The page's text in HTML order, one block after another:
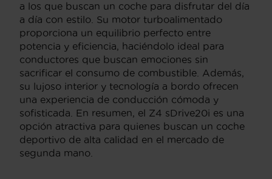
a los que buscan un coche para disfrutar del día
a día con estilo. Su motor turboalimentado
proporciona un equilibrio perfecto entre
potencia y eficiencia, haciéndolo ideal para
conductores que buscan emociones sin
sacrificar el consumo de combustible. Además,
su lujoso interior y tecnología a bordo ofrecen
una experiencia de conducción cómoda y
sofisticada. En resumen, el Z4 sDrive20i es una
opción atractiva para quienes buscan un coche
deportivo de alta calidad en el mercado de
segunda mano.